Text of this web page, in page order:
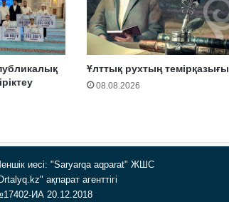
Ұлттық рухтың темірқазығы
08.08.2026
иесі: "Saryarqa aqparat" ЖШС
ақпарат агенттігі
ИА 20.12.2018